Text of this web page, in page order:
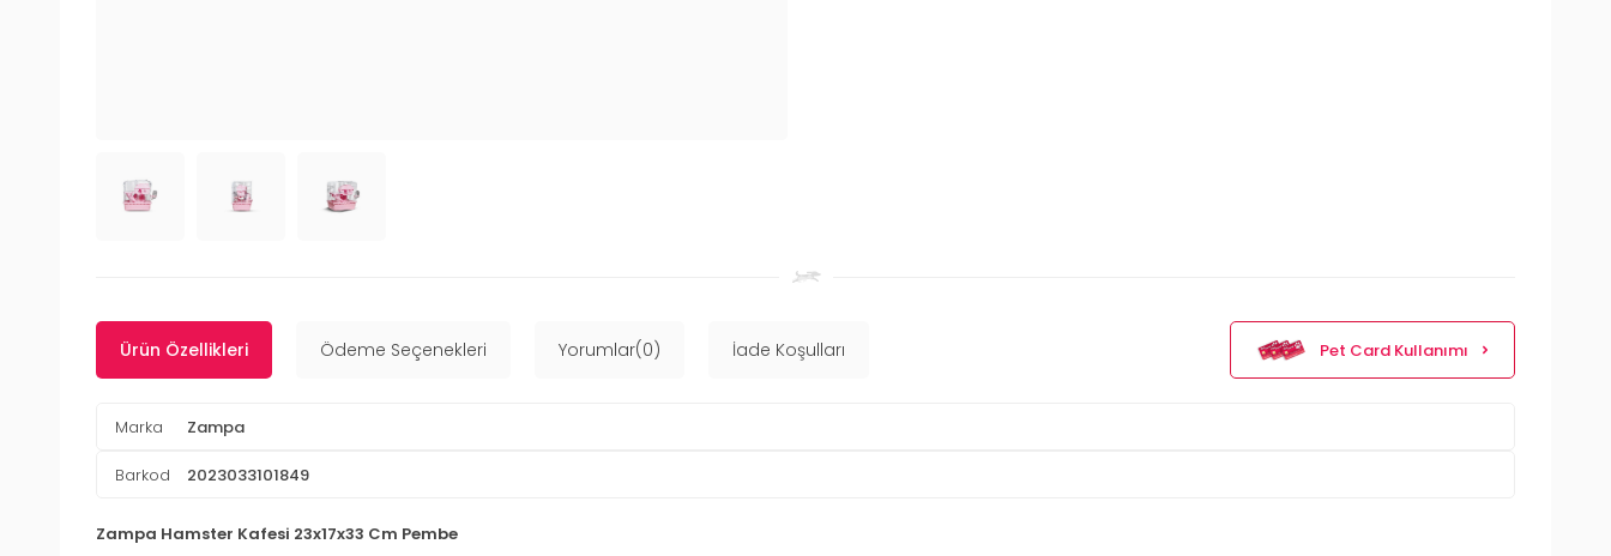
Ürün Özellikleri Ödeme Seçenekleri Yorumlar(0) İade Koşulları Pet Card Kullanımı
Marka Zampa
Barkod 2023033101849
Zampa Hamster Kafesi 23x17x33 Cm Pembe